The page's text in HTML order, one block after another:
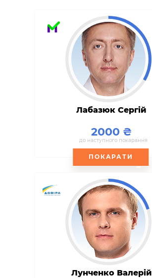
Лабазюк Сергій
2000
до наступного покарання
ПОКАРАТИ
Лунченко Валерій